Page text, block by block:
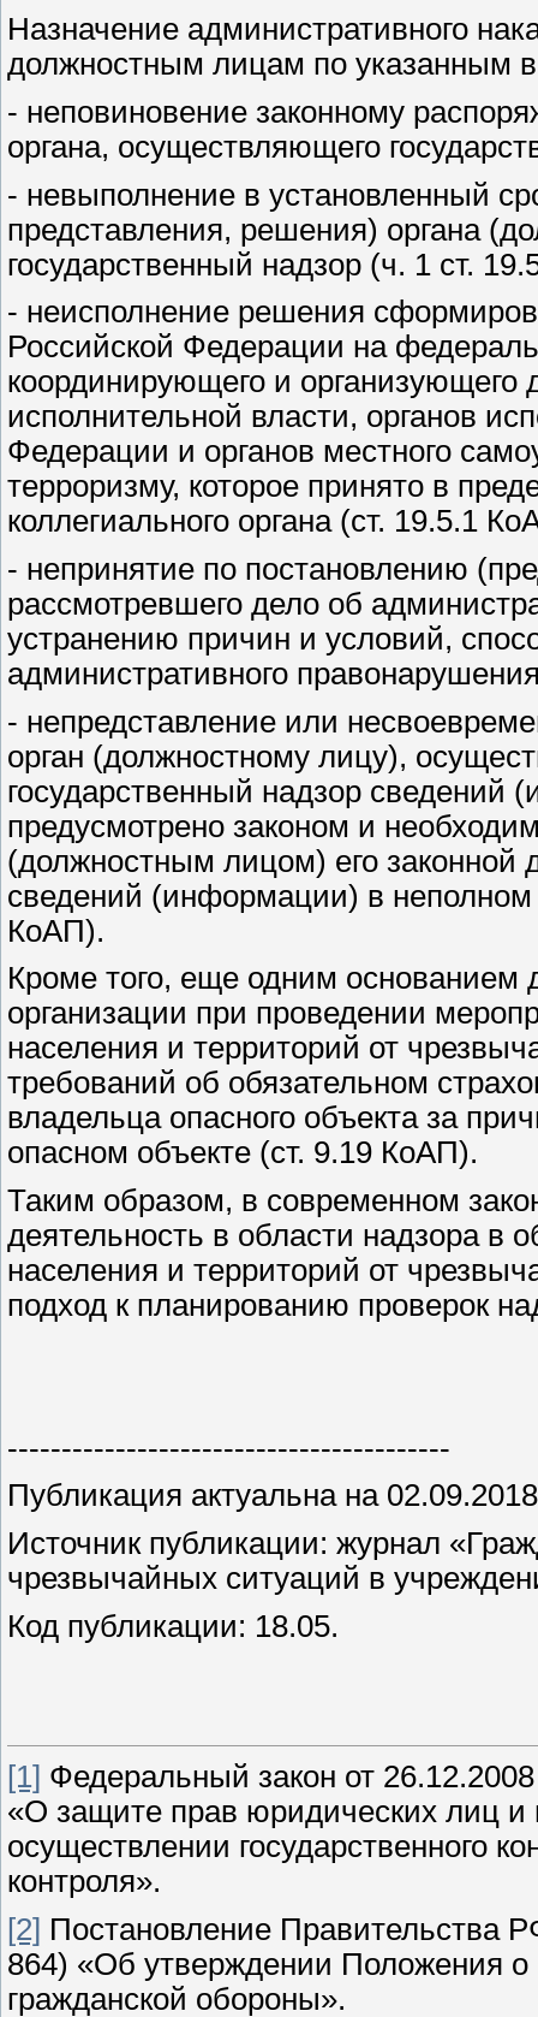
Назначение административного
должностным лицам по указанным
- неповиновение законному
органа, осуществляющего
- невыполнение в установленный
представления, решения) органа
государственный надзор (ч. 1 ст.
- неисполнение решения
Российской Федерации на
координирующего и организующего
исполнительной власти, органов
Федерации и органов местного
терроризму, которое принято в
коллегиального органа (ст. 19.5.1
- непринятие по постановлению
рассмотревшего дело об
устранению причин и условий,
административного
- непредставление или
орган (должностному лицу),
государственный надзор сведений
предусмотрено законом и
(должностным лицом) его законной
сведений (информации) в
КоАП).
Кроме того, еще одним основанием
организации при проведении
населения и территорий от
требований об обязательном
владельца опасного объекта за
опасном объекте (ст. 9.19 КоАП).
Таким образом, в современном
деятельность в области надзора в
населения и территорий от
подход к планированию проверок
-----------------------------------------
Публикация актуальна на
Источник публикации: журнал
чрезвычайных ситуаций в
Код публикации: 18.05.
[1] Федеральный закон от
«О защите прав юридических лиц
осуществлении государственного
контроля».
[2] Постановление Правительства
864) «Об утверждении Положения о
гражданской обороны».